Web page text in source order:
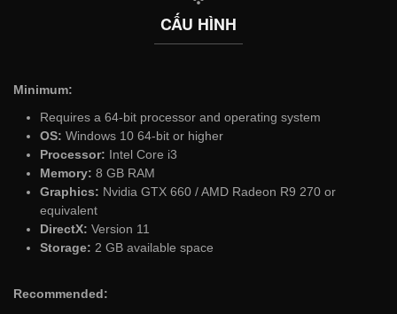
CẤU HÌNH
Minimum:
Requires a 64-bit processor and operating system
OS: Windows 10 64-bit or higher
Processor: Intel Core i3
Memory: 8 GB RAM
Graphics: Nvidia GTX 660 / AMD Radeon R9 270 or
equivalent
DirectX: Version 11
Storage: 2 GB available space
Recommended: